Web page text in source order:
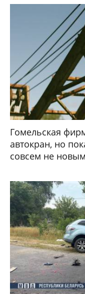
Гомельская
автокран, но
совсем не новым